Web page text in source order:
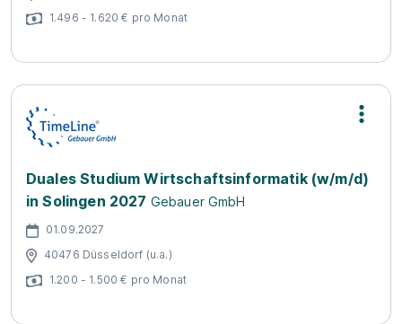
1.496 - 1.620 € pro Monat
Duales Studium Wirtschaftsinformatik (w/m/d)
in Solingen 2027 Gebauer GmbH
01.09.2027
40476 Düsseldorf (u.a.)
1.200 - 1.500 € pro Monat